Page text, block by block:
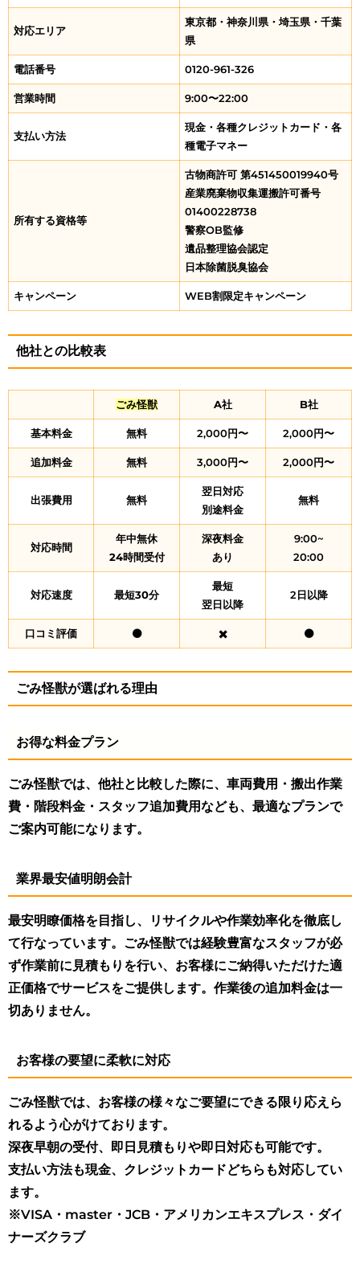
対応エリア
東京都・神奈川県・埼玉県・千葉
県
電話番号 0120-961-326
営業時間 9:00〜22:00
支払い方法
現金・各種クレジットカード・各
種電子マネー
所有する資格等
古物商許可 第451450019940号
産業廃棄物収集運搬許可番号
01400228738
警察OB監修
遺品整理協会認定
日本除菌脱臭協会
キャンペーン WEB割限定キャンペーン
他社との比較表
ごみ怪獣 A社 B社
基本料金 無料 2,000円〜 2,000円〜
追加料金 無料 3,000円〜 2,000円〜
出張費用 無料
翌日対応
別途料金
無料
対応時間
年中無休
24時間受付
深夜料金
あり
9:00~
20:00
対応速度 最短30分
最短
翌日以降
2日以降
口コミ評価 ⚫ ✖️ ⚫
ごみ怪獣が選ばれる理由
お得な料金プラン
ごみ怪獣では、他社と比較した際に、車両費用・搬出作業
費・階段料金・スタッフ追加費用なども、最適なプランで
ご案内可能になります。
業界最安値明朗会計
最安明瞭価格を目指し、リサイクルや作業効率化を徹底し
て行なっています。ごみ怪獣では経験豊富なスタッフが必
ず作業前に見積もりを行い、お客様にご納得いただけた適
正価格でサービスをご提供します。作業後の追加料金は一
切ありません。
お客様の要望に柔軟に対応
ごみ怪獣では、お客様の様々なご要望にできる限り応えら
れるよう心がけております。
深夜早朝の受付、即日見積もりや即日対応も可能です。
支払い方法も現金、クレジットカードどちらも対応してい
ます。
※VISA・master・JCB・アメリカンエキスプレス・ダイ
ナーズクラブ